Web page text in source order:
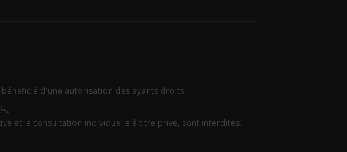
d'une autorisation des ayants droits.
et la consultation individuelle à titre privé, sont interdites.